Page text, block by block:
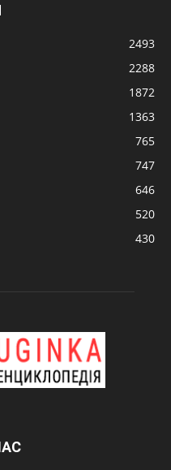
2493
2288
1872
1363
765
747
646
520
430